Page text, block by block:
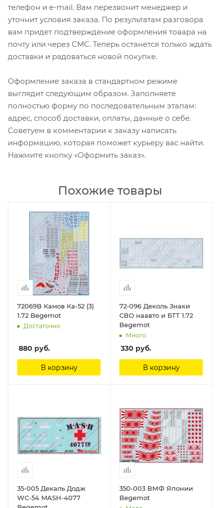
телефон и e-mail. Вам перезвонит менеджер и
уточнит условия заказа. По результатам разговора
вам придет подтверждение оформления товара на
почту или через СМС. Теперь останется только ждать
доставки и радоваться новой покупке.
Оформление заказа в стандартном режиме
выглядит следующим образом. Заполняете
полностью форму по последовательным этапам:
адрес, способ доставки, оплаты, данные о себе.
Советуем в комментарии к заказу написать
информацию, которая поможет курьеру вас найти.
Нажмите кнопку «Оформить заказ».
Похожие товары
72069B Камов Ка-52 (3)
1.72 Begemot
Достаточно
880 руб.
В корзину
72-096 Деколь Знаки
СВО наавто и БТТ 1.72
Begemot
Много
330 руб.
В корзину
35-005 Декаль Додж
WC-54 MASH-4077
350-003 ВМФ Японии
Begemot